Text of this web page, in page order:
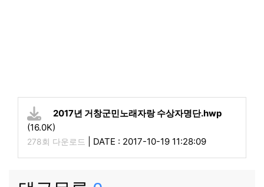
2017년 거창군민노래자랑 수상자명단.hwp
(16.0K)
278회 다운로드 DATE : 2017-10-19 11:28:09